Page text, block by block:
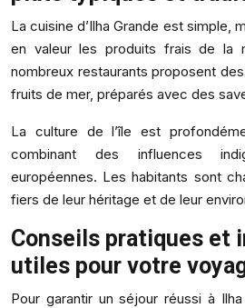
La cuisine d’Ilha Grande est simple,
en valeur les produits frais de la
nombreux restaurants proposent
fruits de mer, préparés avec des
La culture de l’île est
combinant des influences
européennes. Les habitants sont
fiers de leur héritage et de leur
Conseils pratiques et
utiles pour votre
Pour garantir un séjour réussi à